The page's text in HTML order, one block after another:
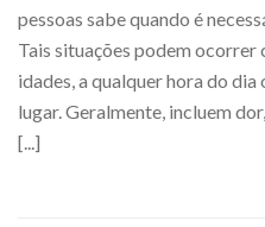
pessoas sabe quando é
Tais situações podem ocorrer
idades, a qualquer hora do
lugar. Geralmente, incluem
[...]